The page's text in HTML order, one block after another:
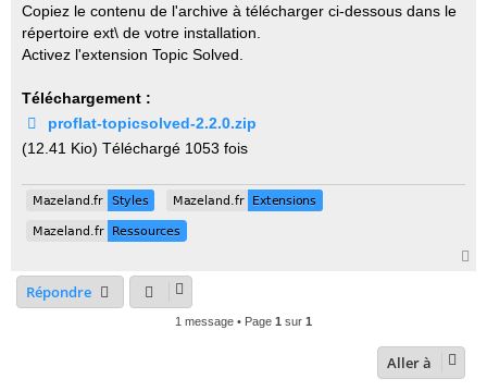
Copiez le contenu de l'archive à télécharger ci-dessous dans le
répertoire ext\ de votre installation.
Activez l'extension Topic Solved.
Téléchargement :
proflat-topicsolved-2.2.0.zip
(12.41 Kio) Téléchargé 1053 fois
Mazeland.fr
Mazeland.fr Styles
Styles Mazeland.fr
Mazeland.fr Extensions
Extensions
Mazeland.fr
Mazeland.fr Ressources
Ressources
Répondre
1 message • Page 1 sur 1
Aller à